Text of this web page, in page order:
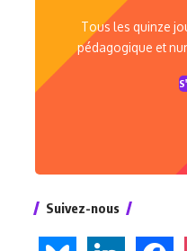
Tous les quinze
pédagogique et
Suivez-nous
bluesky linkedin facebook